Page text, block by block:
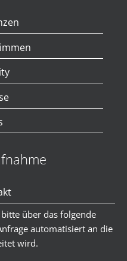
über das folgende
automatisiert an die
wird.